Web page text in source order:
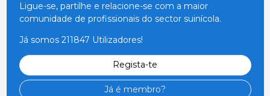
Ligue-se, partilhe e relacione-se com a maior
comunidade de profissionais do sector suinícola.
Já somos 211847 Utilizadores!
Regista-te
Já é membro?